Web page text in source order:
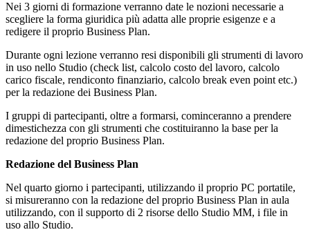
Nei 3 giorni di formazione verranno date le nozioni necessarie a
scegliere la forma giuridica più adatta alle proprie esigenze e a
redigere il proprio Business Plan.
Durante ogni lezione verranno resi disponibili gli strumenti di lavoro
in uso nello Studio (check list, calcolo costo del lavoro, calcolo
carico fiscale, rendiconto finanziario, calcolo break even point etc.)
per la redazione dei Business Plan.
I gruppi di partecipanti, oltre a formarsi, cominceranno a prendere
dimestichezza con gli strumenti che costituiranno la base per la
redazione del proprio Business Plan.
Redazione del Business Plan
Nel quarto giorno i partecipanti, utilizzando il proprio PC portatile,
si misureranno con la redazione del proprio Business Plan in aula
utilizzando, con il supporto di 2 risorse dello Studio MM, i file in
uso allo Studio.